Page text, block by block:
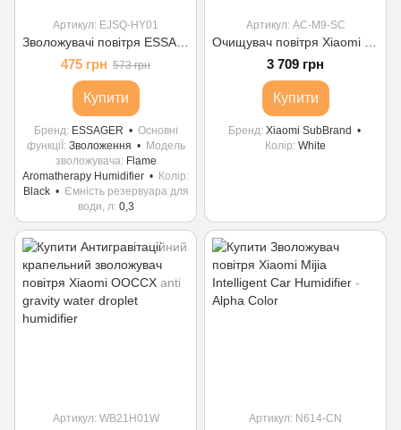
Артикул: EJSQ-HY01
475 грн 573 грн
Купити
Бренд ESSAGER
Основні
функціЇ
Зволоження
Модель
зволожувача
Flame
Aromatherapy Humidifier
Колір
Black
Ємність резервуара для
води, л 0,3
Артикул: AC-M9-SC
3 709 грн
Купити
Бренд Xiaomi SubBrand
Колір White
Артикул: WB21H01W Артикул: N614‑CN